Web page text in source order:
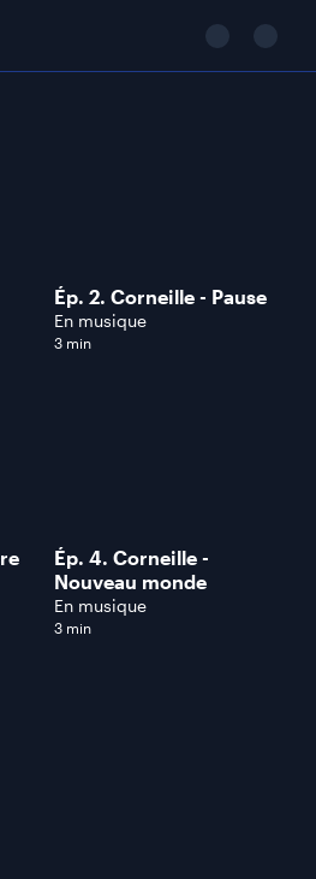
Ép. 2. Corneille - Pause
En musique
3 min
Ép. 4. Corneille -
Nouveau monde
En musique
3 min